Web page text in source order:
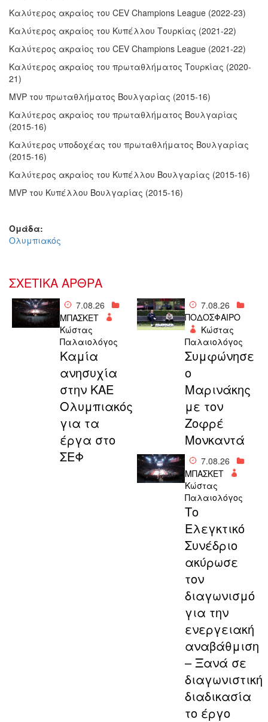
Καλύτερος ακραίος του CEV Champions League (2022-23)
Καλύτερος ακραίος του Κυπέλλου Τουρκίας (2021-22)
Καλύτερος ακραίος του CEV Champions League (2021-22)
Καλύτερος ακραίος του πρωταθλήματος Τουρκίας (2020-
21)
MVP του πρωταθλήματος Βουλγαρίας (2015-16)
Καλύτερος ακραίος του πρωταθλήματος Βουλγαρίας
(2015-16)
Καλύτερος υποδοχέας του πρωταθλήματος Βουλγαρίας
(2015-16)
Καλύτερος ακραίος του Κυπέλλου Βουλγαρίας (2015-16)
MVP του Κυπέλλου Βουλγαρίας (2015-16)
Ομάδα:
Ολυμπιακός
ΣΧΕΤΙΚΑ ΑΡΘΡΑ
7.08.26
ΜΠΑΣΚΕΤ
Κώστας
Παλαιολόγος
Καμία
ανησυχία
στην ΚΑΕ
Ολυμπιακός
για τα
έργα στο
ΣΕΦ
7.08.26
ΠΟΔΟΣΦΑΙΡΟ
Κώστας
Παλαιολόγος
Συμφώνησε
ο
Μαρινάκης
με τον
Ζοφρέ
Μονκαντά
7.08.26
ΜΠΑΣΚΕΤ
Κώστας
Παλαιολόγος
Το
Ελεγκτικό
Συνέδριο
ακύρωσε
τον
διαγωνισμό
για την
ενεργειακή
αναβάθμιση
– Ξανά σε
διαγωνιστική
διαδικασία
το έργο